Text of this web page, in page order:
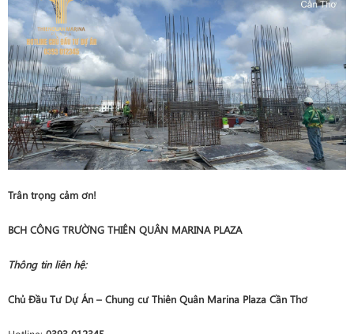
Trân trọng cảm ơn!
BCH CÔNG TRƯỜNG THIÊN QUÂN MARINA PLAZA
Thông tin liên hệ:
Chủ Đầu Tư Dự Án – Chung cư Thiên Quân Marina Plaza Cần Thơ